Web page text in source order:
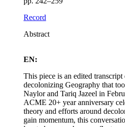
Record
Abstract
EN:
This piece is an edited
decolonizing Geography that
Naylor and Tariq Jazeel in
ACME 20+ year anniversary
theory and efforts around
gain momentum, this